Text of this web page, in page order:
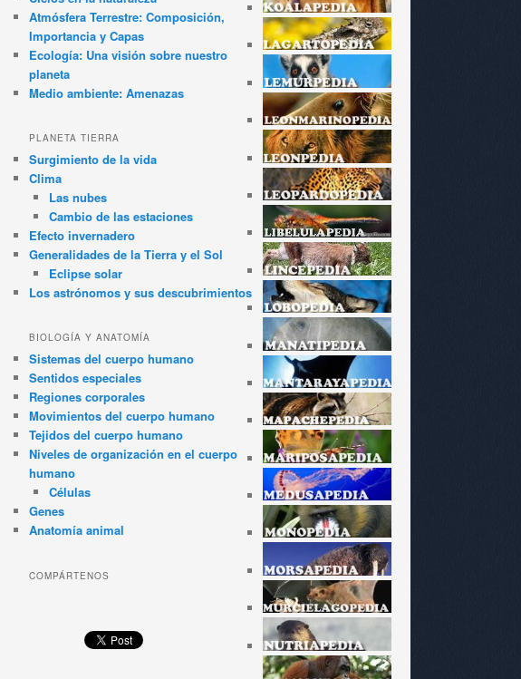
Atmósfera Terrestre: Composición,
Importancia y Capas
Ecología: Una visión sobre nuestro
planeta
Medio ambiente: Amenazas
PLANETA TIERRA
Surgimiento de la vida
Clima
Las nubes
Cambio de las estaciones
Efecto invernadero
Generalidades de la Tierra y el Sol
Eclipse solar
Los astrónomos y sus descubrimientos
BIOLOGÍA Y ANATOMÍA
Sistemas del cuerpo humano
Sentidos especiales
Regiones corporales
Movimientos del cuerpo humano
Tejidos del cuerpo humano
Niveles de organización en el cuerpo
humano
Células
Genes
Anatomía animal
COMPÁRTENOS